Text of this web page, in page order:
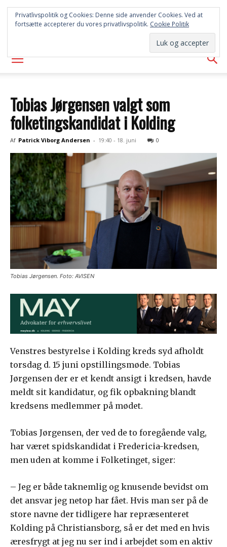
FREDERICIA
AVISEN
Tobias Jørgensen valgt som
folketingskandidat i Kolding
Af Patrick Viborg Andersen - 19:40 - 18. juni 0
Tobias Jørgensen. Foto: AVISEN
Venstres bestyrelse i Kolding kreds syd afholdt
torsdag d. 15 juni opstillingsmøde. Tobias
Jørgensen der er et kendt ansigt i kredsen, havde
meldt sit kandidatur, og fik opbakning blandt
kredsens medlemmer på mødet.
Tobias Jørgensen, der ved de to foregående valg,
har været spidskandidat i Fredericia-kredsen,
men uden at komme i Folketinget, siger:
– Jeg er både taknemlig og knusende bevidst om
det ansvar jeg netop har fået. Hvis man ser på de
store navne der tidligere har repræsenteret
Kolding på Christiansborg, så er det med en hvis
æresfrygt at jeg nu ser ind i arbejdet som en aktiv
Privatlivspolitik og Cookies: Denne side anvender Cookies. Ved at
fortsætte accepterer du vores privatlivspolitik. Cookie Politik